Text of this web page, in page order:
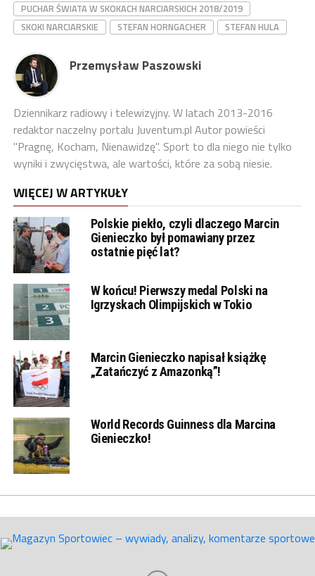
PUCHAR ŚWIATA W SKOKACH NARCIARSKICH 2018/2019
SKOKI NARCIARSKIE
STEFAN HORNGACHER STEFAN HULA
Przemysław Paszowski
Dziennikarz radiowy i telewizyjny. W latach 2013-2016
redaktor naczelny portalu Juventum.pl Autor powieści
"Pragnę, Kocham, Nienawidzę". Sport to dla niego nie tylko
wyniki i zwycięstwa, ale wartości, które za sobą niesie.
WIĘCEJ W ARTYKUŁY
Polskie piekło, czyli dlaczego Marcin
Gienieczko był pomawiany przez
ostatnie pięć lat?
W końcu! Pierwszy medal Polski na
Igrzyskach Olimpijskich w Tokio
Marcin Gienieczko napisał książkę
„Zatańczyć z Amazonką”!
World Records Guinness dla Marcina
Gienieczko!